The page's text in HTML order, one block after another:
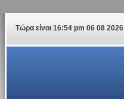
Τώρα είναι 16:54 pm 06 08 2026